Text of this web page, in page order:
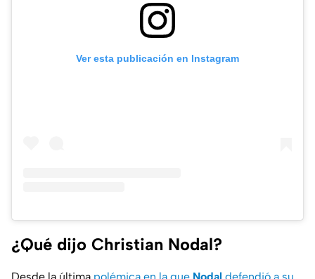
Ver esta publicación en Instagram
¿Qué dijo Christian Nodal?